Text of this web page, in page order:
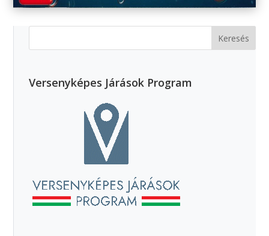
Versenyképes Járások Program